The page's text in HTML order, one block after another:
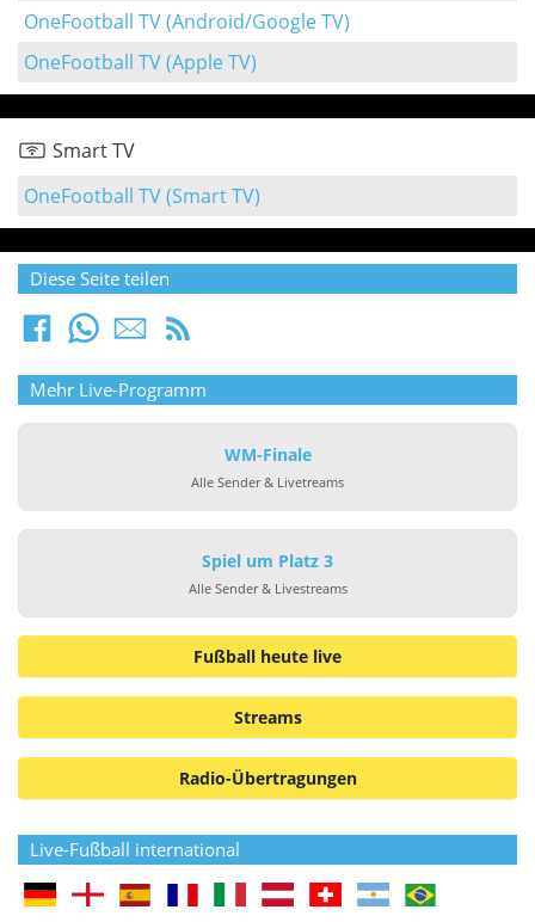
OneFootball TV (Android/Google TV)
OneFootball TV (Apple TV)
Smart TV
OneFootball TV (Smart TV)
Diese Seite teilen
Mehr Live-Programm
WM-Finale
Alle Sender & Livetreams
Spiel um Platz 3
Alle Sender & Livestreams
Fußball heute live
Streams
Radio-Übertragungen
Live-Fußball international